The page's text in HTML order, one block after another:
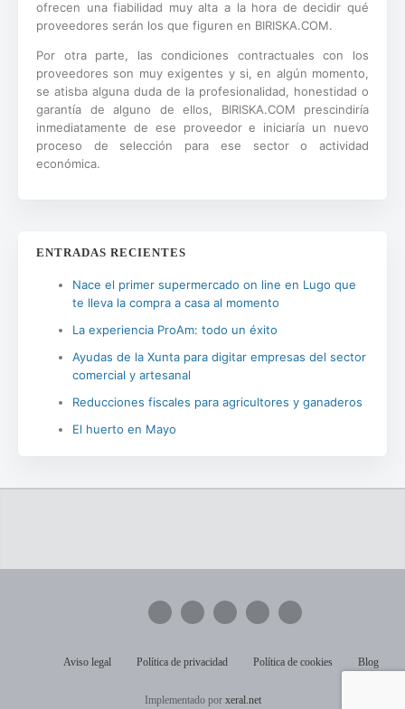
ofrecen una fiabilidad muy alta a la hora de decidir qué
proveedores serán los que figuren en BIRISKA.COM.
Por otra parte, las condiciones contractuales con los
proveedores son muy exigentes y si, en algún momento,
se atisba alguna duda de la profesionalidad, honestidad o
garantía de alguno de ellos, BIRISKA.COM prescindiría
inmediatamente de ese proveedor e iniciaría un nuevo
proceso de selección para ese sector o actividad
económica.
ENTRADAS RECIENTES
Nace el primer supermercado on line en Lugo que
te lleva la compra a casa al momento
La experiencia ProAm: todo un éxito
Ayudas de la Xunta para digitar empresas del sector
comercial y artesanal
Reducciones fiscales para agricultores y ganaderos
El huerto en Mayo
Aviso legal Política de privacidad Política de cookies Blog
Implementado por xeral.net